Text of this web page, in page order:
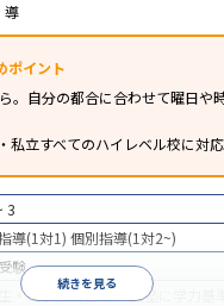
導
ポイント
。自分の都合に合わせて曜日や
私立すべてのハイレベル校に対
続きを見る
3
導(1対1) 個別指導(1対2~)
験
生・奨学金制度あり 入塾に学力基